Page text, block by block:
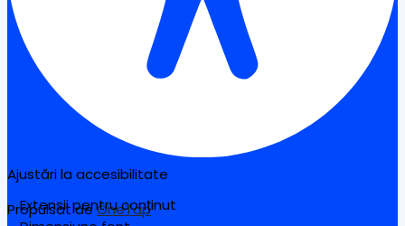
Ajustări la accesibilitate
Propulsat deOneTap
Extensii pentru conținut